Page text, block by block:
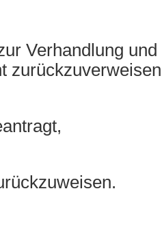
Verhandlung